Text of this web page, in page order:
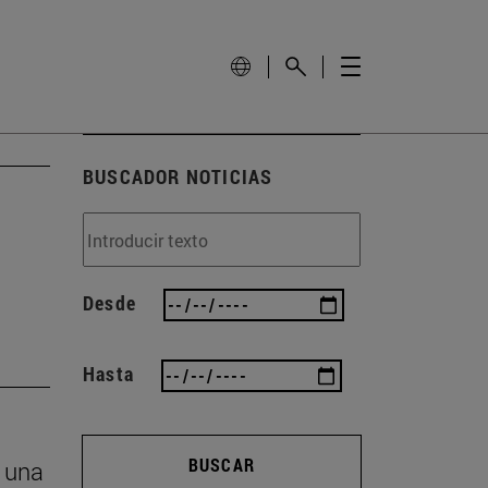
BUSCADOR NOTICIAS
Desde
Hasta
BUSCAR